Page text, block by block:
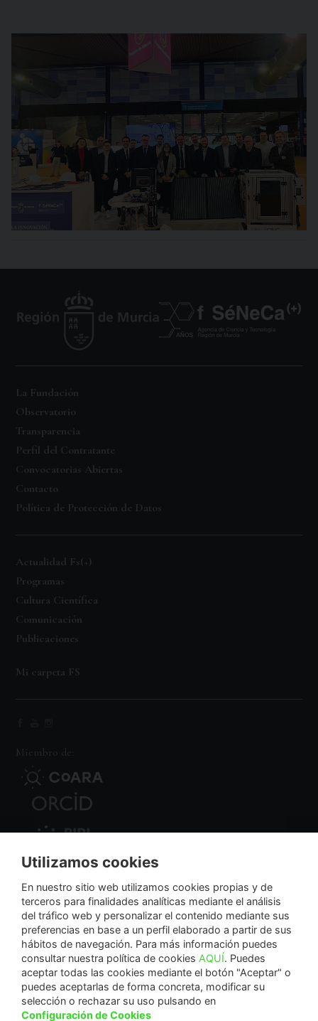
La Fundación
Observatorio
Transparencia
Perfil del Contratante
Convocatorias Abiertas
Contacto
Política de Protección de Datos
Actualidad Fs(+)
Programas
Cultura Científica
Comunicación
Publicaciones
Mi carpeta FS
Miembro de:
Nodo Regional
NextGenerationEU
La Fundación Séneca-Agencia de Ciencia y Tecnología de la Región de Murcia es una
entidad sin ánimo de lucro, bajo forma de fundación del sector público autonómico, inscrita
con el número 1-15 en el Registro de Fundaciones de la Región de Murcia.
Utilizamos cookies
En nuestro sitio web utilizamos cookies propias y de
terceros para finalidades analíticas mediante el análisis
del tráfico web y personalizar el contenido mediante sus
preferencias en base a un perfil elaborado a partir de sus
hábitos de navegación. Para más información puedes
consultar nuestra política de cookies AQUÍ. Puedes
aceptar todas las cookies mediante el botón "Aceptar" o
puedes aceptarlas de forma concreta, modificar su
selección o rechazar su uso pulsando en
Configuración de Cookies